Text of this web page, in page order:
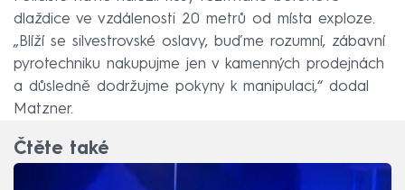
dlaždice ve vzdálenosti 20 metrů od místa exploze.
„Blíží se silvestrovské oslavy, buďme rozumní, zábavní
pyrotechniku nakupujme jen v kamenných prodejnách
a důsledně dodržujme pokyny k manipulaci,“ dodal
Matzner.
Čtěte také